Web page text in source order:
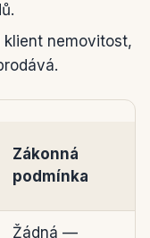
nemovitost,
hypotéky
Zákonná
podmínka
Žádná —